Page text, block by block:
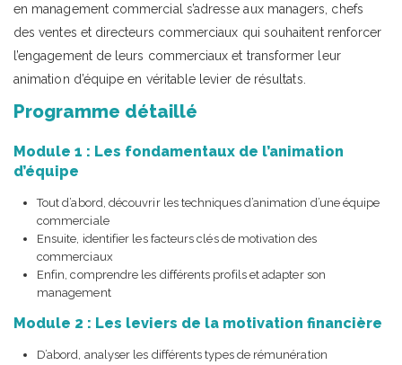
en management commercial s’adresse aux managers, chefs
des ventes et directeurs commerciaux qui souhaitent renforcer
l’engagement de leurs commerciaux et transformer leur
animation d’équipe en véritable levier de résultats.
Programme détaillé
Module 1 : Les fondamentaux de l’animation
d’équipe
Tout d’abord, découvrir les techniques d’animation d’une équipe
commerciale
Ensuite, identifier les facteurs clés de motivation des
commerciaux
Enfin, comprendre les différents profils et adapter son
management
Module 2 : Les leviers de la motivation financière
D’abord, analyser les différents types de rémunération